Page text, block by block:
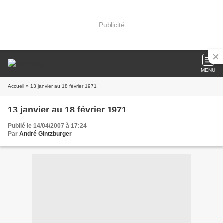
Publicité
MENU
Accueil » 13 janvier au 18 février 1971
13 janvier au 18 février 1971
Publié le 14/04/2007 à 17:24
Par André Gintzburger